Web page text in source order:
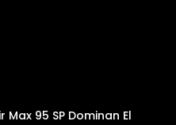
Max 95 SP Dominan El